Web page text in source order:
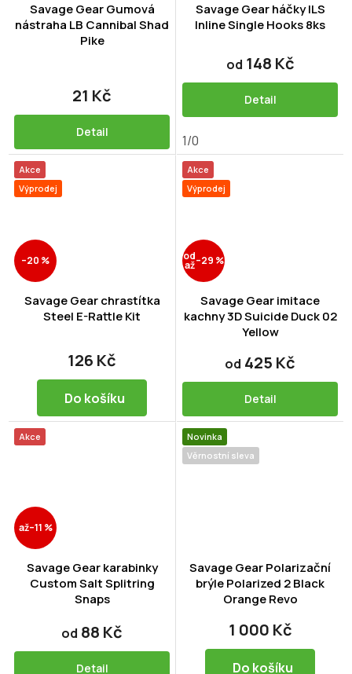
Savage Gear Gumová
nástraha LB Cannibal Shad
Pike
21 Kč
Detail
Savage Gear háčky ILS
Inline Single Hooks 8ks
od 148 Kč
Detail
1/0
Akce
Výprodej
–20 %
Savage Gear chrastítka
Steel E-Rattle Kit
126 Kč
Do košíku
Akce
Výprodej
od
až–29 %
Savage Gear imitace
kachny 3D Suicide Duck 02
Yellow
od 425 Kč
Detail
Akce
až–11 %
Savage Gear karabinky
Custom Salt Splitring
Snaps
od 88 Kč
Detail
Novinka
Věrnostní sleva
Savage Gear Polarizační
brýle Polarized 2 Black
Orange Revo
1 000 Kč
Do košíku